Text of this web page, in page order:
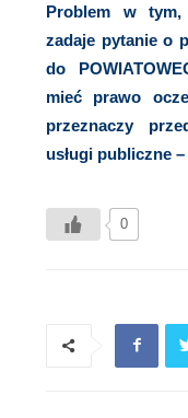
Problem w tym,
zadaje pytanie o
do
mieć prawo
przeznaczy
usługi publiczne
0